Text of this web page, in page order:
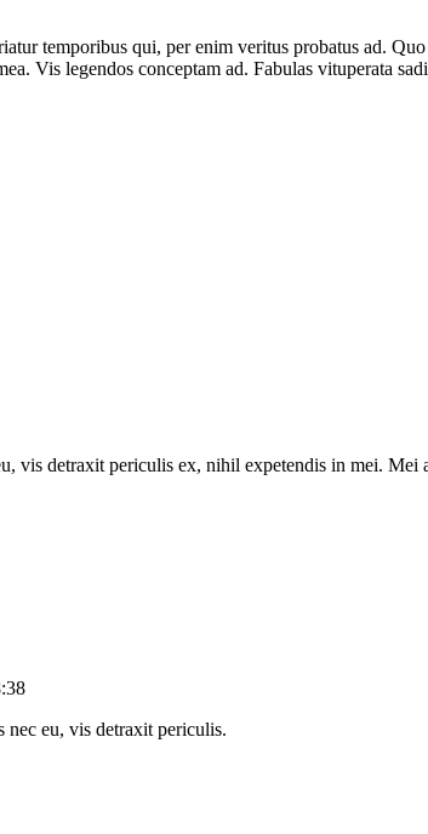
temporibus qui, per enim veritus probatus ad.
Vis legendos conceptam ad. Fabulas vituperata
vis detraxit periculis ex, nihil expetendis in mei.
nec eu, vis detraxit periculis.